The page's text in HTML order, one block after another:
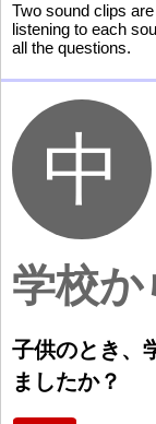
Two sound clips
listening to each
all the questions.
学校か
子供のとき、
ましたか？